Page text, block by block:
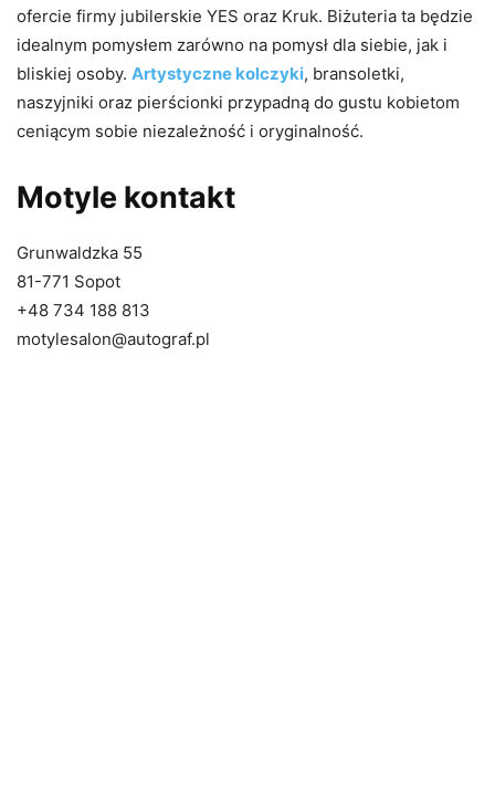
ofercie firmy jubilerskie YES oraz Kruk. Biżuteria ta będzie
idealnym pomysłem zarówno na pomysł dla siebie, jak i
bliskiej osoby. Artystyczne kolczyki, bransoletki,
naszyjniki oraz pierścionki przypadną do gustu kobietom
ceniącym sobie niezależność i oryginalność.
Motyle kontakt
Grunwaldzka 55
81-771 Sopot
+48 734 188 813
motylesalon@autograf.pl